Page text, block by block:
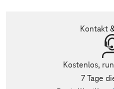
Kontakt
Kostenlos,
7 Tage